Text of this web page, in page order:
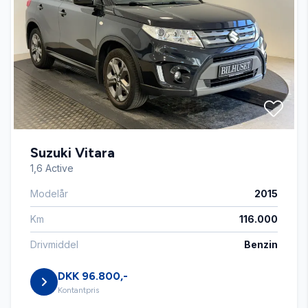
El-spejle
Fartpilot
Fjernbetjent centrallås
Isofix
Læderrat
Navigation
Parkeringssensor bagved
Suzuki Vitara
1,6 Active
Modelår 2015
Km 116.000
Drivmiddel Benzin
DKK 96.800,-
Kontantpris